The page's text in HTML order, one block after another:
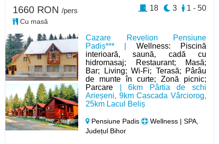
Cazare Revelion Pensiune
Padiș*** | Wellness: Piscină
interioară, saună, cadă cu
hidromasaj; Restaurant; Masă;
Bar; Living; Wi-Fi; Terasă; Pârâu
de munte în curte; Zonă picnic;
Parcare | 6km Pârtia de schi
Arieșeni, 9km Cascada Vârciorog,
25km Lacul Beliș
Pensiune Padis
Wellness | SPA,
Județul Bihor
1660 RON /pers
Cu masă
1 - 50
3
18